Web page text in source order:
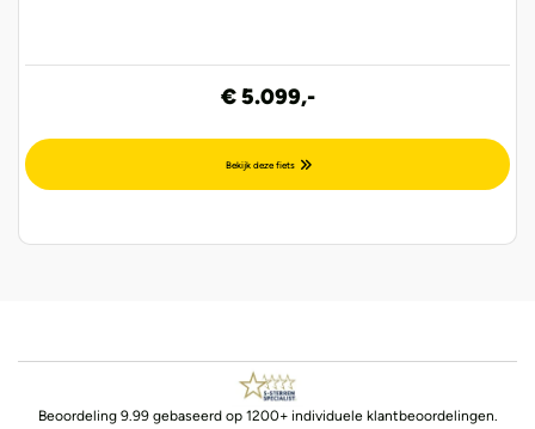
€ 5.099,-
Bekijk deze fiets
Beoordeling 9.99 gebaseerd op 1200+ individuele klantbeoordelingen.